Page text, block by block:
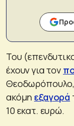
Του
έχουν για τον
ακόμη εξαγορά
10 εκατ. ευρώ.